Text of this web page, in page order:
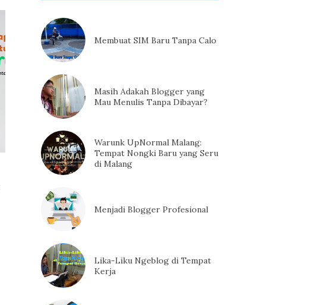
Membuat SIM Baru Tanpa Calo
Masih Adakah Blogger yang
Mau Menulis Tanpa Dibayar?
Warunk UpNormal Malang:
Tempat Nongki Baru yang Seru
di Malang
Menjadi Blogger Profesional
Lika-Liku Ngeblog di Tempat
Kerja